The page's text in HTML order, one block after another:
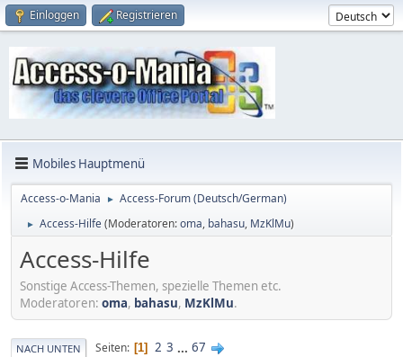
Einloggen Registrieren
Mobiles Hauptmenü
Access-o-Mania ► Access-Forum (Deutsch/German)
► Access-Hilfe(Moderatoren:oma, bahasu, MzKlMu)
Access-Hilfe
Sonstige Access-Themen, spezielle Themen etc.
Moderatoren: oma, bahasu, MzKlMu.
NACH UNTEN Seiten 1 2 3 ... 67